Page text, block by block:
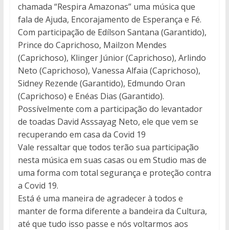
chamada “Respira Amazonas” uma música que
fala de Ajuda, Encorajamento de Esperança e Fé.
Com participação de Edílson Santana (Garantido),
Prince do Caprichoso, Mailzon Mendes
(Caprichoso), Klinger Júnior (Caprichoso), Arlindo
Neto (Caprichoso), Vanessa Alfaia (Caprichoso),
Sidney Rezende (Garantido), Edmundo Oran
(Caprichoso) e Enéas Dias (Garantido).
Possívelmente com a participação do levantador
de toadas David Asssayag Neto, ele que vem se
recuperando em casa da Covid 19
Vale ressaltar que todos terão sua participação
nesta música em suas casas ou em Studio mas de
uma forma com total segurança e proteção contra
a Covid 19.
Está é uma maneira de agradecer à todos e
manter de forma diferente a bandeira da Cultura,
até que tudo isso passe e nós voltarmos aos